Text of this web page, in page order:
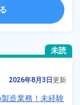
未読
2026年8月3日更新
造業務！未経験